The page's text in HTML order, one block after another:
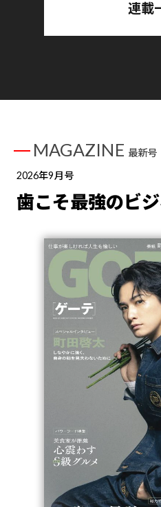
連載
MAGAZINE 最新号
2026年9月号
歯こそ最強のビ